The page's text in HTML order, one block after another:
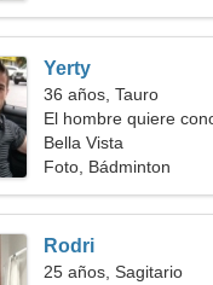
Yerty
36 años, Tauro
El hombre quiere
Bella Vista
Foto, Bádminton
Rodri
25 años, Sagitario